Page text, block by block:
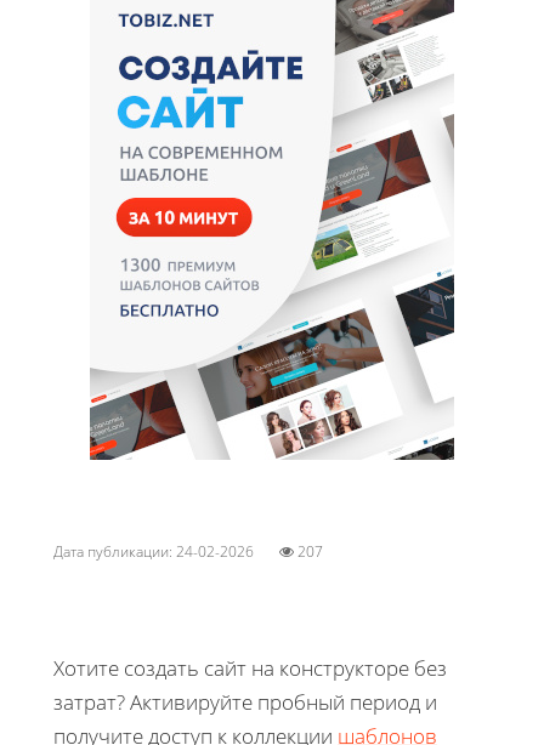
Дата публикации: 24-02-2026 207
Хотите создать сайт на конструкторе без
затрат? Активируйте пробный период и
получите доступ к коллекции шаблонов